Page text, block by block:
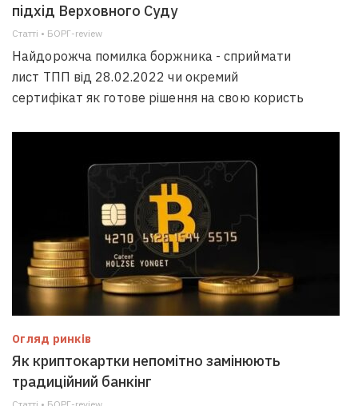
підхід Верховного Суду
Статті • БОРГ-review
Найдорожча помилка боржника - сприймати
лист ТПП від 28.02.2022 чи окремий
сертифікат як готове рішення на свою користь
Огляд ринків
Як криптокартки непомітно замінюють
традиційний банкінг